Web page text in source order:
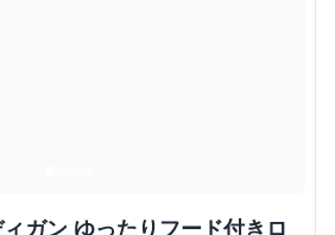
ガン ゆったりフード付きロ